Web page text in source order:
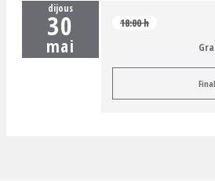
dijous
30
mai
18:00 h